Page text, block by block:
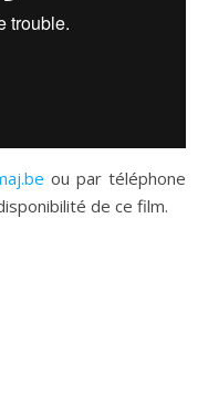
ou par téléphone
de ce film.